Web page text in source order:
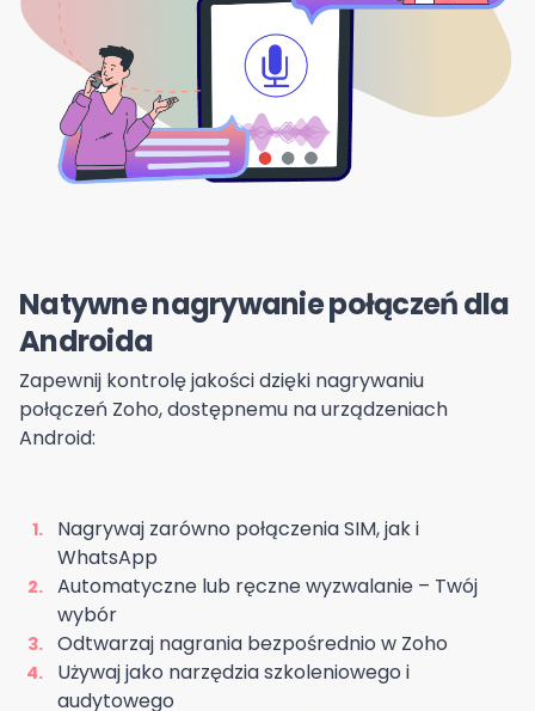
Natywne nagrywanie połączeń dla
Androida
Zapewnij kontrolę jakości dzięki nagrywaniu
połączeń Zoho, dostępnemu na urządzeniach
Android:
Nagrywaj zarówno połączenia SIM, jak i
WhatsApp
Automatyczne lub ręczne wyzwalanie – Twój
wybór
Odtwarzaj nagrania bezpośrednio w Zoho
Używaj jako narzędzia szkoleniowego i
audytowego